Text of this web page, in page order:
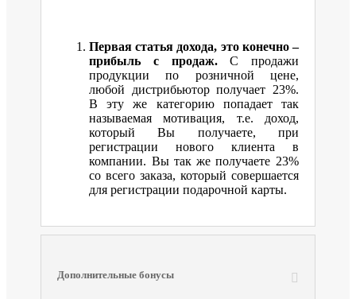
Первая статья дохода, это конечно –
прибыль с продаж.С продажи
продукции по розничной цене,
любой дистрибьютор получает 23%.
В эту же категорию попадает так
называемая мотивация, т.е. доход,
который Вы получаете, при
регистрации нового клиента в
компании. Вы так же получаете 23%
со всего заказа, который совершается
для регистрации подарочной карты.
Дополнительные бонусы